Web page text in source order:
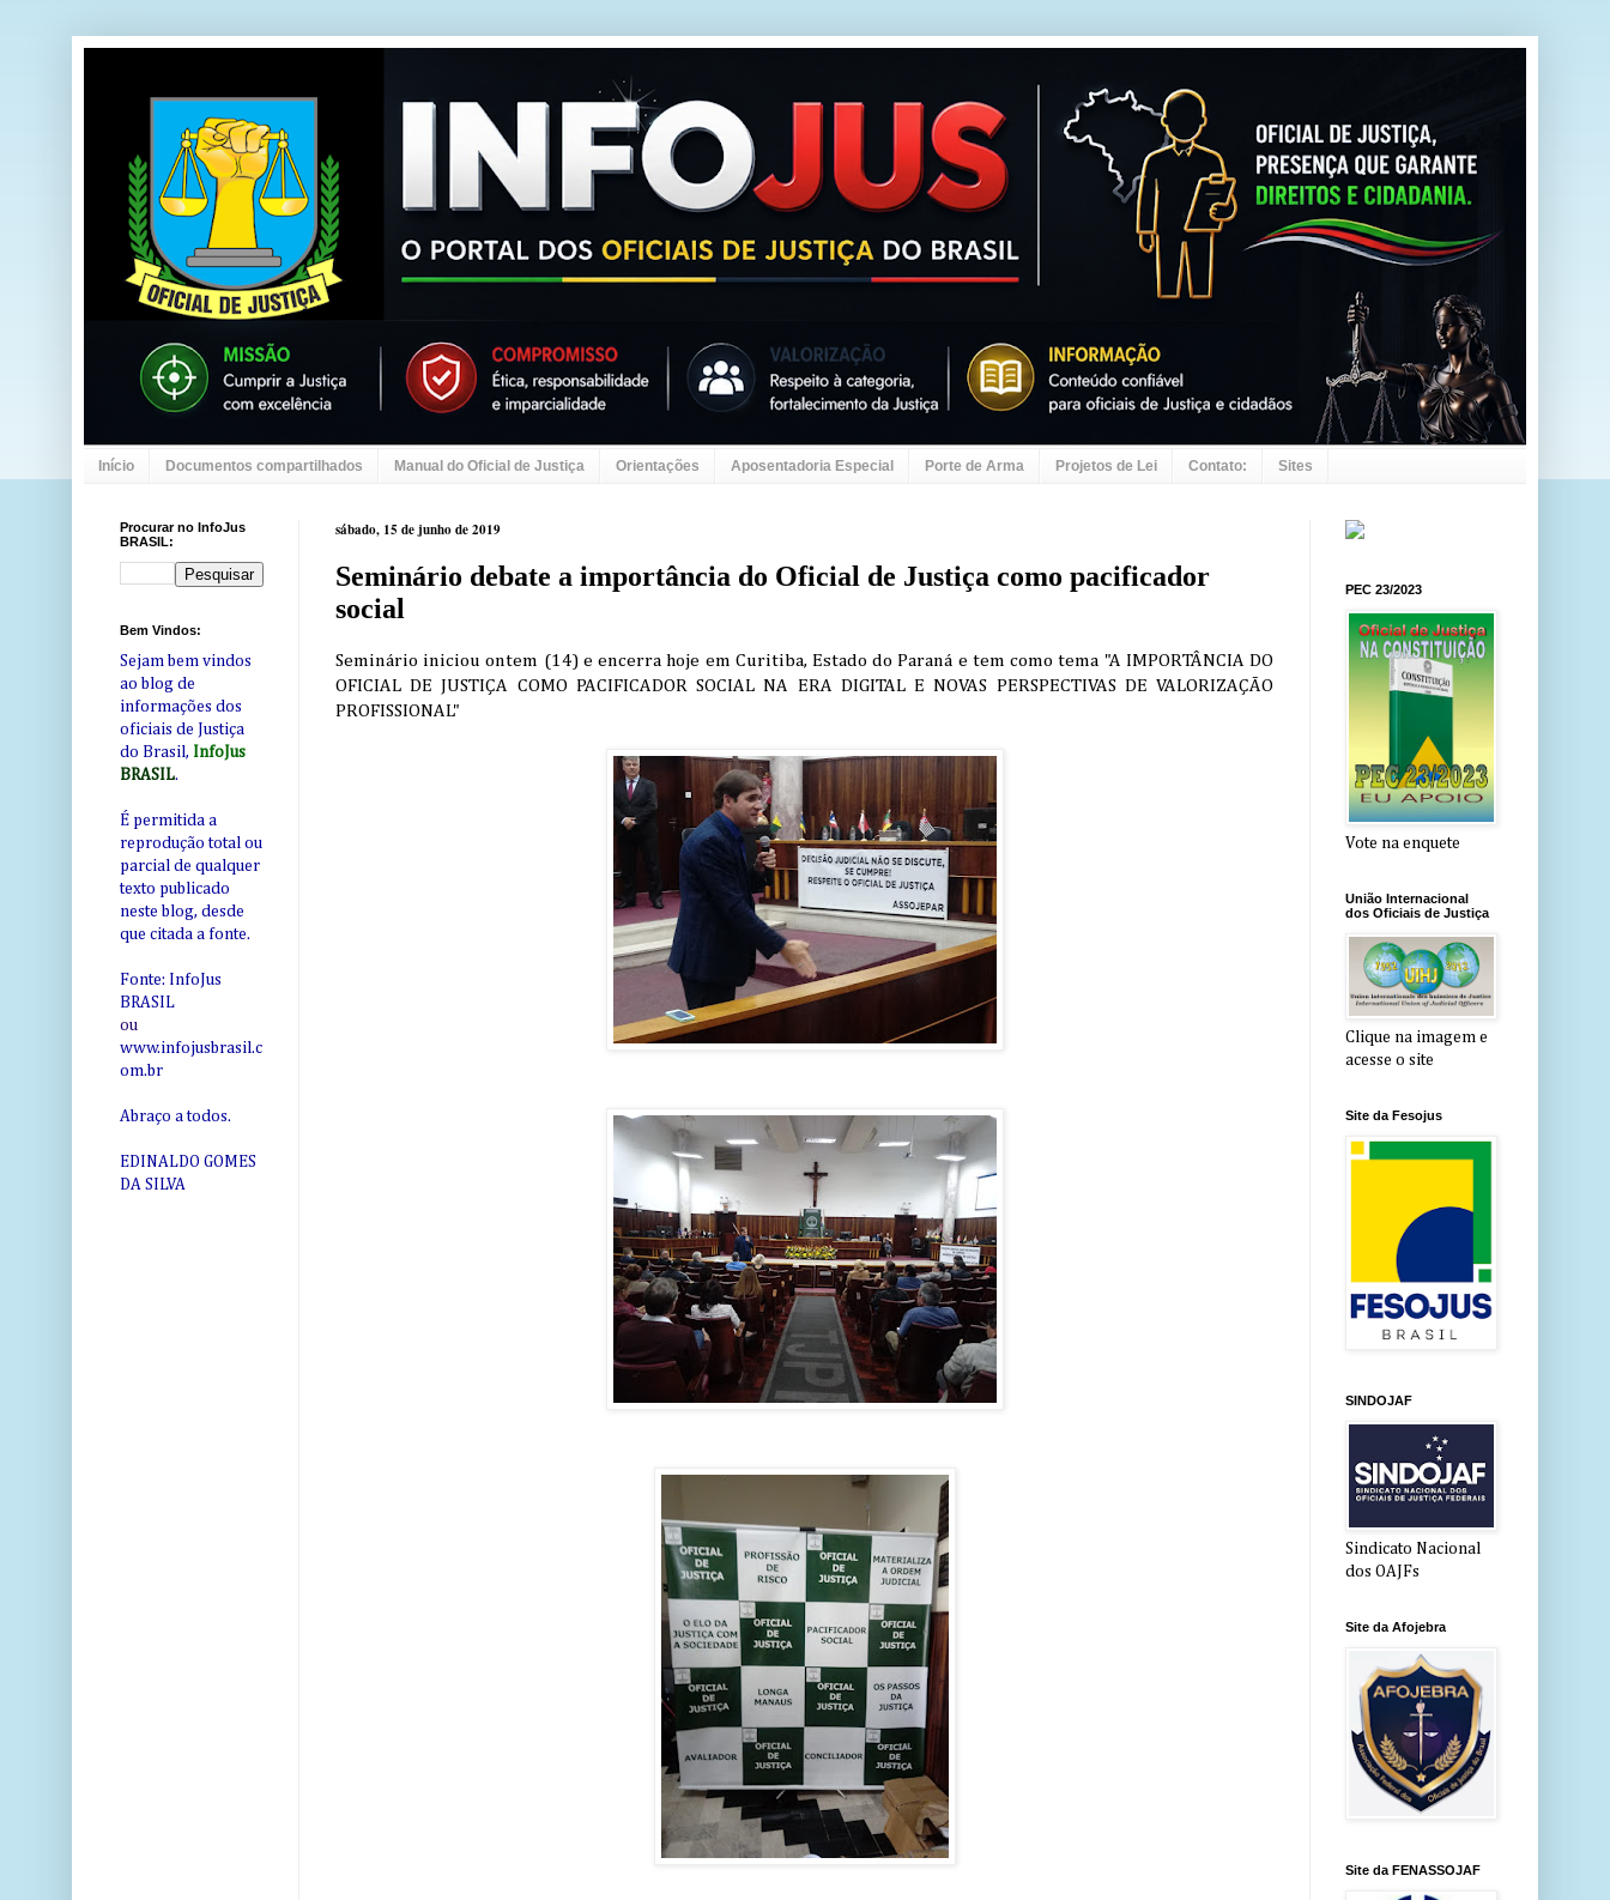
Início Documentos compartilhados Manual do Oficial de Justiça Orientações Aposentadoria Especial Porte de Arma Projetos de Lei Contato: Sites
sábado, 15 de junho de 2019
Seminário debate a importância do Oficial de Justiça como pacificador
social
Seminário iniciou ontem (14) e encerra hoje em Curitiba, Estado do Paraná e tem como tema "A IMPORTÂNCIA DO
OFICIAL DE JUSTIÇA COMO PACIFICADOR SOCIAL NA ERA DIGITAL E NOVAS PERSPECTIVAS DE VALORIZAÇÃO
PROFISSIONAL"
Procurar no InfoJus
BRASIL:
Bem Vindos:
Sejam bem vindos
ao blog de
informações dos
oficiais de Justiça
do Brasil, InfoJus
BRASIL.
É permitida a
reprodução total ou
parcial de qualquer
texto publicado
neste blog, desde
que citada a fonte.
Fonte: InfoJus
BRASIL
ou
www.infojusbrasil.c
om.br
Abraço a todos.
EDINALDO GOMES
DA SILVA
PEC 23/2023
Vote na enquete
União Internacional
dos Oficiais de Justiça
Clique na imagem e
acesse o site
Site da Fesojus
SINDOJAF
Sindicato Nacional
dos OAJFs
Site da Afojebra
Site da FENASSOJAF